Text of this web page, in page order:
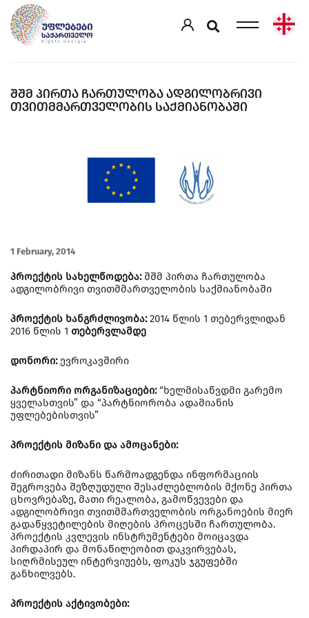
ᲨᲨᲛ ᲞᲘᲠᲗᲐ ᲩᲐᲠᲗᲣᲚᲝᲑᲐ ᲐᲓᲒᲘᲚᲝᲑᲠᲘᲕᲘ
ᲗᲕᲘᲗᲛᲛᲐᲠᲗᲕᲔᲚᲝᲑᲘᲡ ᲡᲐᲥᲛᲘᲐᲜᲝᲑᲐᲨᲘ
1 February, 2014
პროექტის სახელწოდება:შშმ პირთა ჩართულობა
ადგილობრივი თვითმმართველობის საქმიანობაში
პროექტის ხანგრძლივობა:2014 წლის 1 თებერვლიდან
2016 წლის 1 თებერვლამდე
დონორი:ევროკავშირი
პარტნიორი ორგანიზაციები:“ხელმისაწვდმი გარემო
ყველასთვის” და “პარტნიორობა ადამიანის
უფლებებისთვის”
პროექტის მიზანი და ამოცანები:
ძირითადი მიზანს წარმოადგენდა ინფორმაციის
შეგროვება შეზღუდული შესაძლებლობის მქონე პირთა
ცხოვრებაზე, მათი რეალობა, გამოწვევები და
ადგილობრივი თვითმმართველობის ორგანოების მიერ
გადაწყვეტილების მიღების პროცესში ჩართულობა.
პროექტის კვლევის ინსტრუმენტები მოიცავდა
პირდაპირ და მონაწილეობით დაკვირვებას,
სიღრმისეულ ინტერვიუებს, ფოკუს ჯგუფებში
განხილვებს.
პროექტის აქტივობები: